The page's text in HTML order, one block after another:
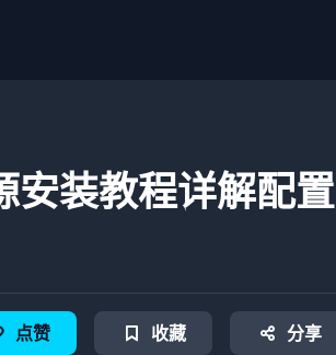
安装教程详解配置
点赞 收藏 分享